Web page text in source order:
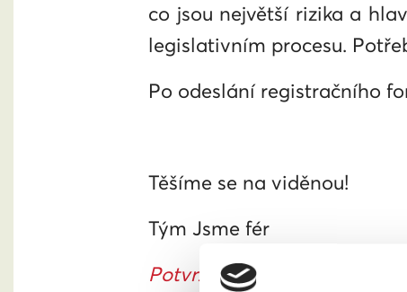
co jsou největší rizika a
legislativním procesu.
Po odeslání registračního
Těšíme se na viděnou!
Tým Jsme fér
Potvrzení Vaší registrace